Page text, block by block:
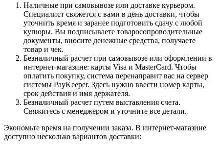
Наличные при самовывозе или доставке курьером.
Специалист свяжется с вами в день доставки, чтобы
уточнить время и заранее подготовить сдачу с любой
купюры. Вы подписываете товаросопроводительные
документы, вносите денежные средства, получаете
товар и чек.
Безналичный расчет при самовывозе или оформлении в
интернет-магазине: карты Visa и MasterCard. Чтобы
оплатить покупку, система перенаправит вас на сервер
системы PayKeeper. Здесь нужно ввести номер карты,
срок действия и имя держателя.
Безналичный расчет путем выставления счета.
Свяжитесь с менеджером и уточните все детали.
Экономьте время на получении заказа. В интернет-магазине
доступно несколько вариантов доставки: